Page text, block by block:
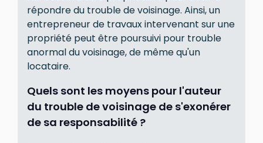
répondre du trouble de voisinage. Ainsi, un
entrepreneur de travaux intervenant sur une
propriété peut être poursuivi pour trouble
anormal du voisinage, de même qu'un
locataire.
Quels sont les moyens pour l'auteur
du trouble de voisinage de s'exonérer
de sa responsabilité ?